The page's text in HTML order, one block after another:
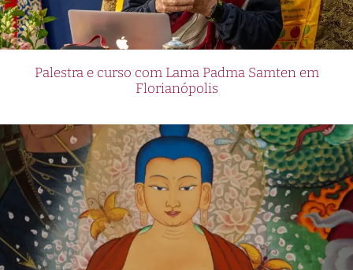
Palestra e curso com Lama Padma Samten em
Florianópolis